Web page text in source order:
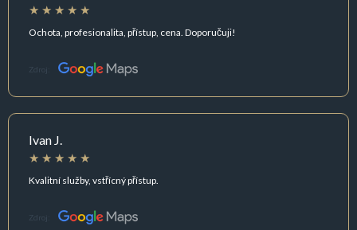
Ochota, profesionalita, přístup, cena. Doporučuji!
Zdroj:
Ivan J.
Kvalitní služby, vstřícný přístup.
Zdroj: